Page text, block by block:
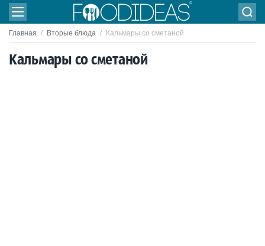
Главная / Вторые блюда / Кальмары со сметаной
Кальмары со сметаной